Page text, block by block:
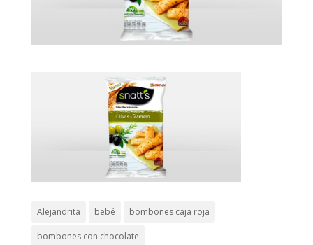
Alejandrita bebé bombones caja roja
bombones con chocolate